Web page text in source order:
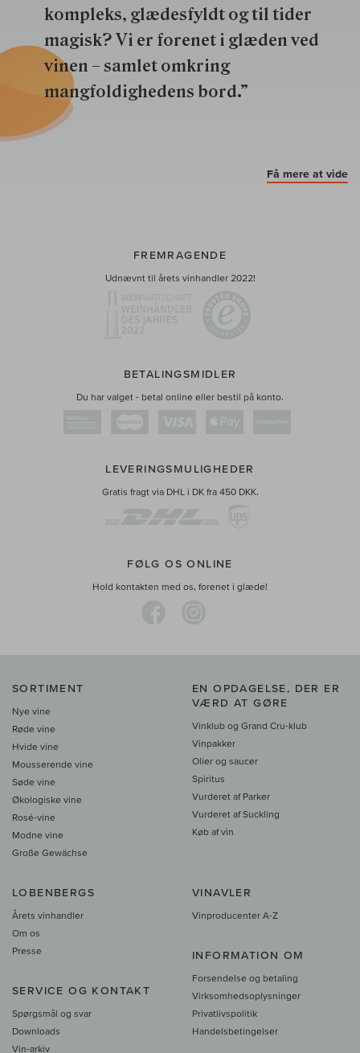
kompleks, glædesfyldt og til tider
magisk? Vi er forenet i glæden ved
vinen – samlet omkring
mangfoldighedens bord.”
Få mere at vide
FREMRAGENDE
Udnævnt til årets vinhandler 2022!
BETALINGSMIDLER
Du har valget - betal online eller bestil på konto.
LEVERINGSMULIGHEDER
Gratis fragt via DHL i DK fra 450 DKK.
FØLG OS ONLINE
Hold kontakten med os, forenet i glæde!
SORTIMENT
Nye vine
Røde vine
Hvide vine
Mousserende vine
Søde vine
Økologiske vine
Rosé-vine
Modne vine
Große Gewächse
EN OPDAGELSE, DER ER
VÆRD AT GØRE
Vinklub og Grand Cru-klub
Vinpakker
Olier og saucer
Spiritus
Vurderet af Parker
Vurderet af Suckling
Køb af vin
LOBENBERGS
Årets vinhandler
Om os
Presse
SERVICE OG KONTAKT
Spørgsmål og svar
Downloads
Vin-arkiv
VINAVLER
Vinproducenter A-Z
INFORMATION OM
Forsendelse og betaling
Virksomhedsoplysninger
Privatlivspolitik
Handelsbetingelser